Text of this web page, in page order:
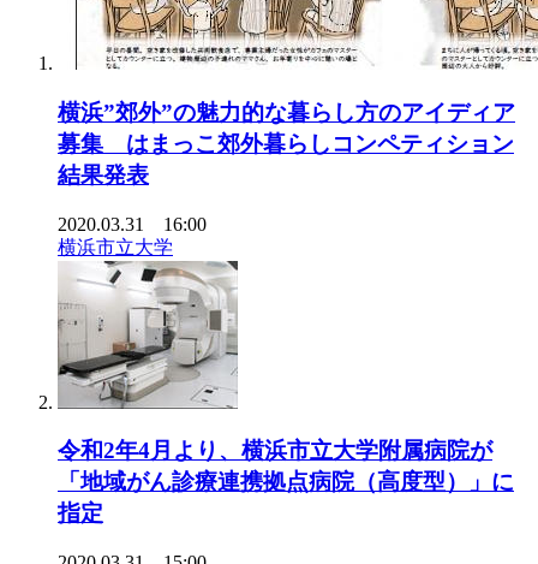
横浜”郊外”の魅力的な暮らし方のアイディア
募集 はまっこ郊外暮らしコンペティション
結果発表
2020.03.31 16:00
横浜市立大学
令和2年4月より、横浜市立大学附属病院が
「地域がん診療連携拠点病院（高度型）」に
指定